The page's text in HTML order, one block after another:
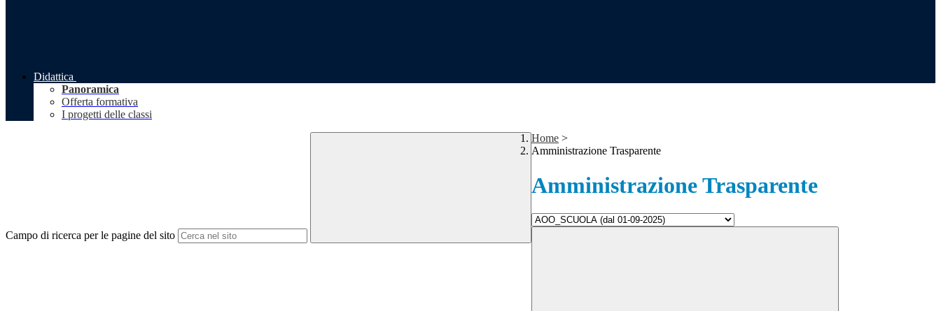
Didattica
Panoramica
Offerta formativa
I progetti delle classi
Campo di ricerca per le pagine del sito
Home >
Amministrazione Trasparente
Amministrazione Trasparente